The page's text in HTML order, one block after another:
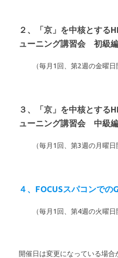
２、「京」を中核とする
ューニング講習会 初級
（毎月1回、第2週の金曜日
３、「京」を中核とする
ューニング講習会 中級
（毎月1回、第3週の月曜日
４、FOCUSスパコンで
（毎月1回、第4週の火曜日
開催日は変更になっている場